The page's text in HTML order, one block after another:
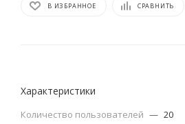
В ИЗБРАННОЕ СРАВНИТЬ
Характеристики
Количество пользователей — 20